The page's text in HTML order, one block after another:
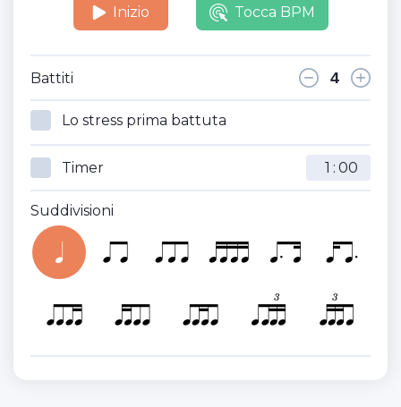
Inizio Tocca BPM
Battiti
Lo stress prima battuta
Timer :
Suddivisioni